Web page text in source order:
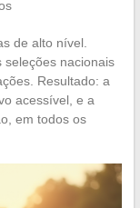
de alto nível.
nacionais
Resultado: a
acessível, e a
em todos os